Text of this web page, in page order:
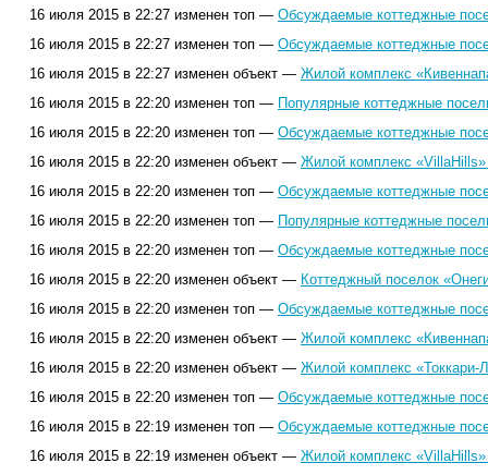
16 июля 2015 в 22:27 изменен топ — Обсуждаемые коттеджные
16 июля 2015 в 22:27 изменен топ — Обсуждаемые коттеджные
16 июля 2015 в 22:27 изменен объект — Жилой комплекс
16 июля 2015 в 22:20 изменен топ — Популярные коттеджные
16 июля 2015 в 22:20 изменен топ — Обсуждаемые коттеджные
16 июля 2015 в 22:20 изменен объект — Жилой комплекс
16 июля 2015 в 22:20 изменен топ — Обсуждаемые коттеджные
16 июля 2015 в 22:20 изменен топ — Популярные коттеджные
16 июля 2015 в 22:20 изменен топ — Обсуждаемые коттеджные
16 июля 2015 в 22:20 изменен объект — Коттеджный поселок
16 июля 2015 в 22:20 изменен топ — Обсуждаемые коттеджные
16 июля 2015 в 22:20 изменен объект — Жилой комплекс
16 июля 2015 в 22:20 изменен объект — Жилой комплекс «Токкари-
16 июля 2015 в 22:20 изменен топ — Обсуждаемые коттеджные
16 июля 2015 в 22:19 изменен топ — Обсуждаемые коттеджные
16 июля 2015 в 22:19 изменен объект — Жилой комплекс